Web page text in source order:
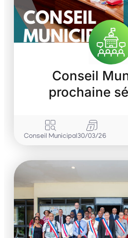
Conseil
prochaine
Conseil Municipal30/03/26